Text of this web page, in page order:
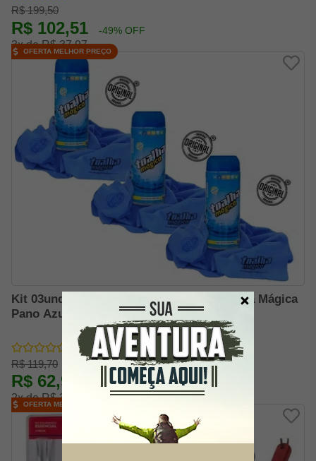
R$ 199,50
R$ 102,51 -49% OFF
3x de R$ 37,97
Kit 03und Pano Para Limpeza Fixxar Toalha Mágica
Pano Azul
R$ 119,70
R$ 62,91 -47% OFF
2x de R$ 34,95
OFERTA MELHOR PREÇO
OFERTA MELHOR PREÇO